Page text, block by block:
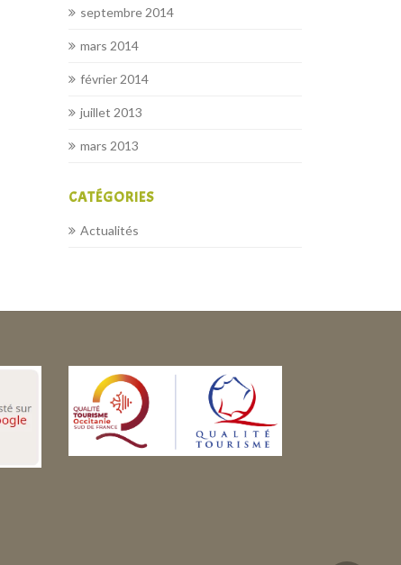
septembre 2014
mars 2014
février 2014
juillet 2013
mars 2013
CATÉGORIES
Actualités